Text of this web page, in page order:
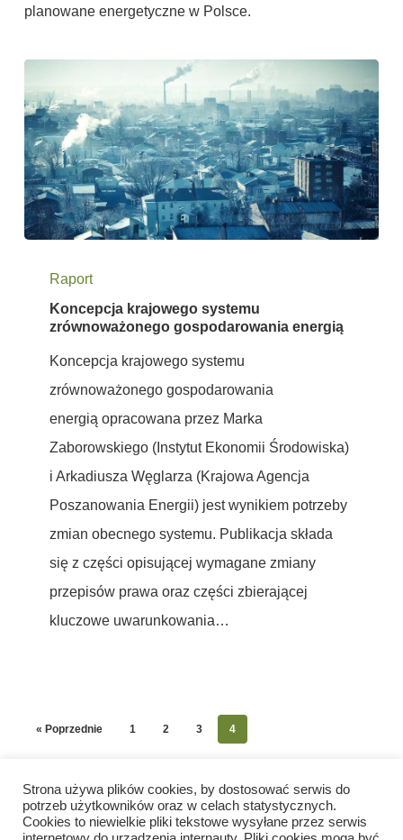
planowane energetyczne w Polsce.
krajowego
systemu
gospodarowania
energią
Raport
Koncepcja krajowego systemu
zrównoważonego gospodarowania energią
Koncepcja krajowego systemu
zrównoważonego gospodarowania
energią opracowana przez Marka
Zaborowskiego (Instytut Ekonomii Środowiska)
i Arkadiusza Węglarza (Krajowa Agencja
Poszanowania Energii) jest wynikiem potrzeby
zmian obecnego systemu. Publikacja składa
się z części opisującej wymagane zmiany
przepisów prawa oraz części zbierającej
kluczowe uwarunkowania…
« Poprzednie 1 2 3 4
Strona używa plików cookies, by dostosować serwis do
potrzeb użytkowników oraz w celach statystycznych.
Cookies to niewielkie pliki tekstowe wysyłane przez serwis